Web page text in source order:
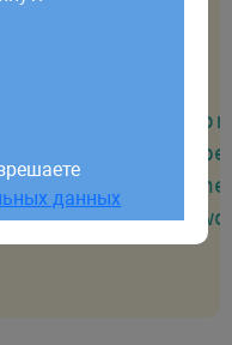
'Hello
'Content-
('X-Header-
('X-Header-
данных
данных